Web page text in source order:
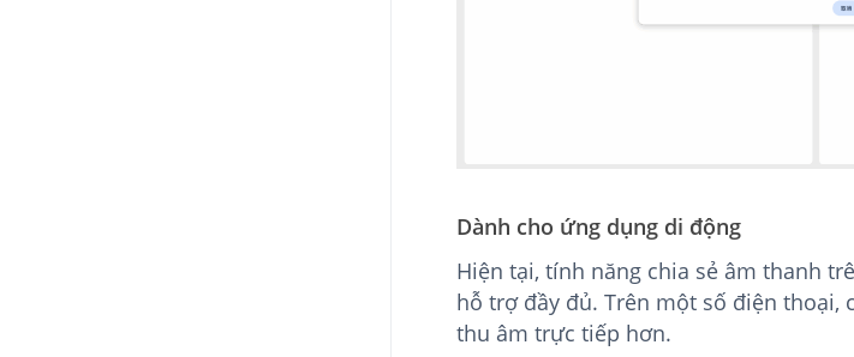
Dành cho ứng dụng di động
Hiện tại, tính năng chia sẻ âm thanh
hỗ trợ đầy đủ. Trên một số điện thoại,
thu âm trực tiếp hơn.